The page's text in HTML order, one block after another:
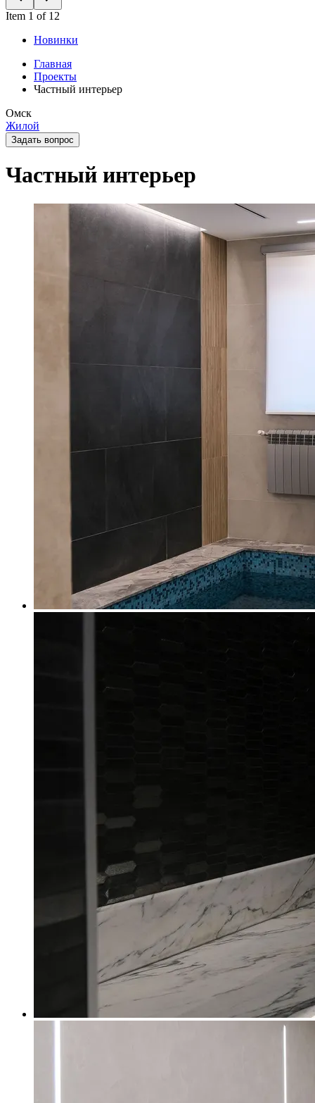
Item 1 of 12
Новинки
Главная
Проекты
Частный интерьер
Омск
Жилой
Задать вопрос
Частный интерьер